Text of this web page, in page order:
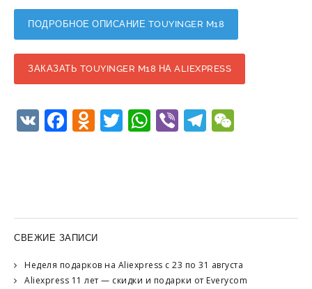
ПОДРОБНОЕ ОПИСАНИЕ TOUYINGER M18
ЗАКАЗАТЬ TOUYINGER M18 НА ALIEXPRESS
VKFacebook
Odnoklassniki
Twitter
WhatsApp
ViberTelegram
СВЕЖИЕ ЗАПИСИ
Неделя подарков на Aliexpress с 23 по 31 августа
Aliexpress 11 лет — скидки и подарки от Everycom